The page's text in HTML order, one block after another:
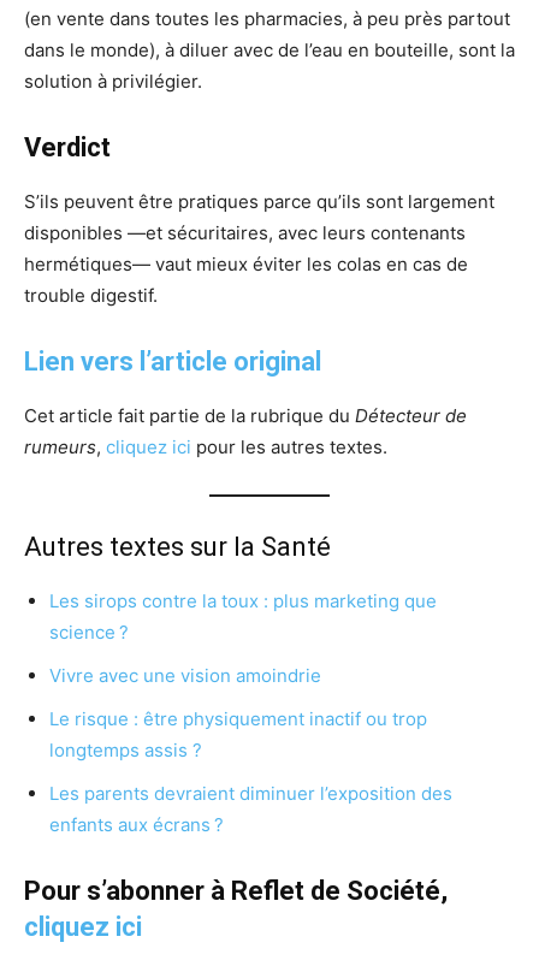
(en vente dans toutes les pharmacies, à peu près partout
dans le monde), à diluer avec de l’eau en bouteille, sont la
solution à privilégier.
Verdict
S’ils peuvent être pratiques parce qu’ils sont largement
disponibles —et sécuritaires, avec leurs contenants
hermétiques— vaut mieux éviter les colas en cas de
trouble digestif.
Lien vers l’article original
Cet article fait partie de la rubrique du Détecteur de
rumeurs, cliquez ici pour les autres textes.
Autres textes sur la Santé
Les sirops contre la toux : plus marketing que
science ?
Vivre avec une vision amoindrie
Le risque : être physiquement inactif ou trop
longtemps assis ?
Les parents devraient diminuer l’exposition des
enfants aux écrans ?
Pour s’abonner à Reflet de Société,
cliquez ici